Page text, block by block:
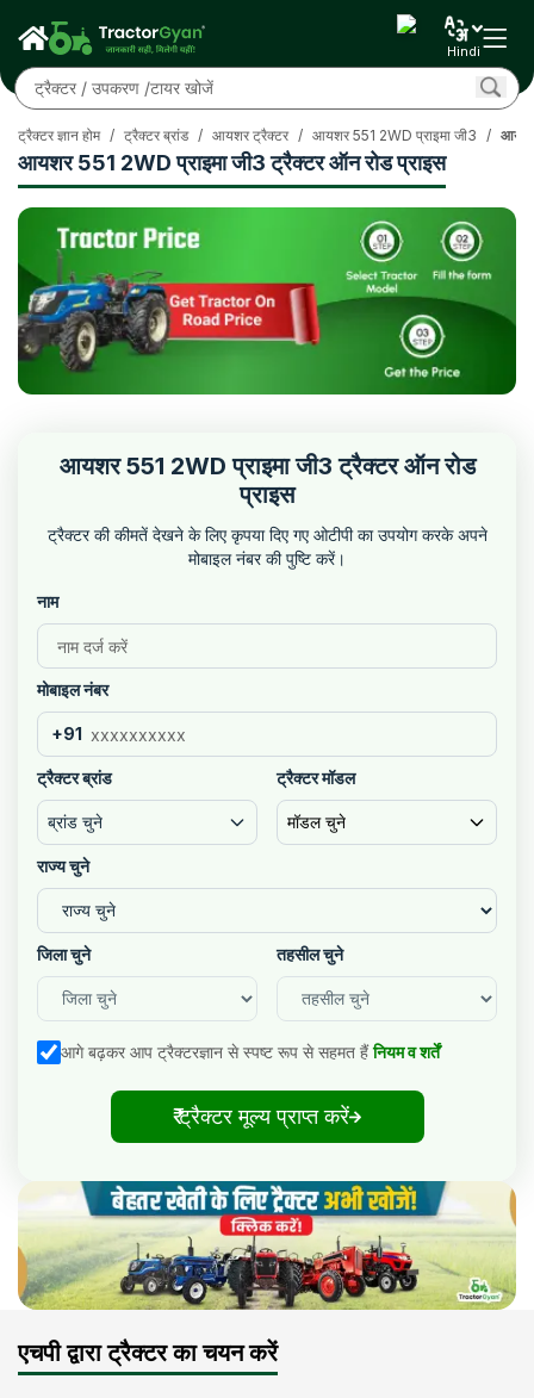
Hindi
आयशर 551 2WD प्राइमा जी3 ट्रैक्टर ऑन रोड प्राइस
ट्रैक्टर ज्ञान होम / ट्रैक्टर ब्रांड / आयशर ट्रैक्टर / आयशर 551 2WD प्राइमा जी3 / आयशर
आयशर 551 2WD प्राइमा जी3 ट्रैक्टर ऑन रोड
प्राइस
ट्रैक्टर की कीमतें देखने के लिए कृपया दिए गए ओटीपी का उपयोग करके अपने
मोबाइल नंबर की पुष्टि करें।
नाम
मोबाइल नंबर
+91
ट्रैक्टर ब्रांड
ब्रांड चुने
ट्रैक्टर मॉडल
मॉडल चुने
राज्य चुने
जिला चुने तहसील चुने
आगे बढ़कर आप ट्रैक्टरज्ञान से स्पष्ट रूप से सहमत हैं नियम व शर्तें
₹ ट्रैक्टर मूल्य प्राप्त करें
एचपी द्वारा ट्रैक्टर का चयन करें